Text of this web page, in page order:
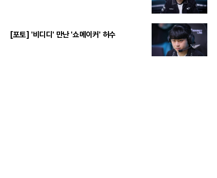
[포토] '비디디' 만난 '쇼메이커' 허수